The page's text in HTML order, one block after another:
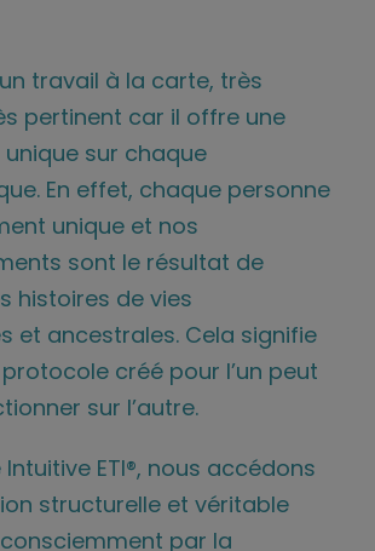
travail à la carte, très
pertinent car il offre une
sur chaque
En effet, chaque personne
unique et nos
sont le résultat de
histoires de vies
et ancestrales. Cela signifie
créé pour l’un peut
sur l’autre.
Intuitive ETI®, nous accédons
structurelle et véritable
par la